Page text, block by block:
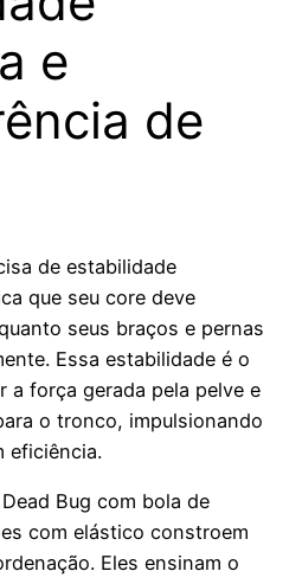
e
de
de estabilidade
que seu core deve
seus braços e pernas
Essa estabilidade é o
a força gerada pela pelve e
o tronco, impulsionando
eficiência.
Bug com bola de
com elástico constroem
Eles ensinam o